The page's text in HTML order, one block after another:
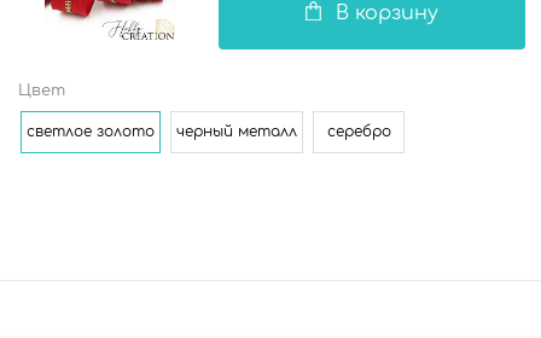
В корзину
Цвет
светлое золото черный металл серебро